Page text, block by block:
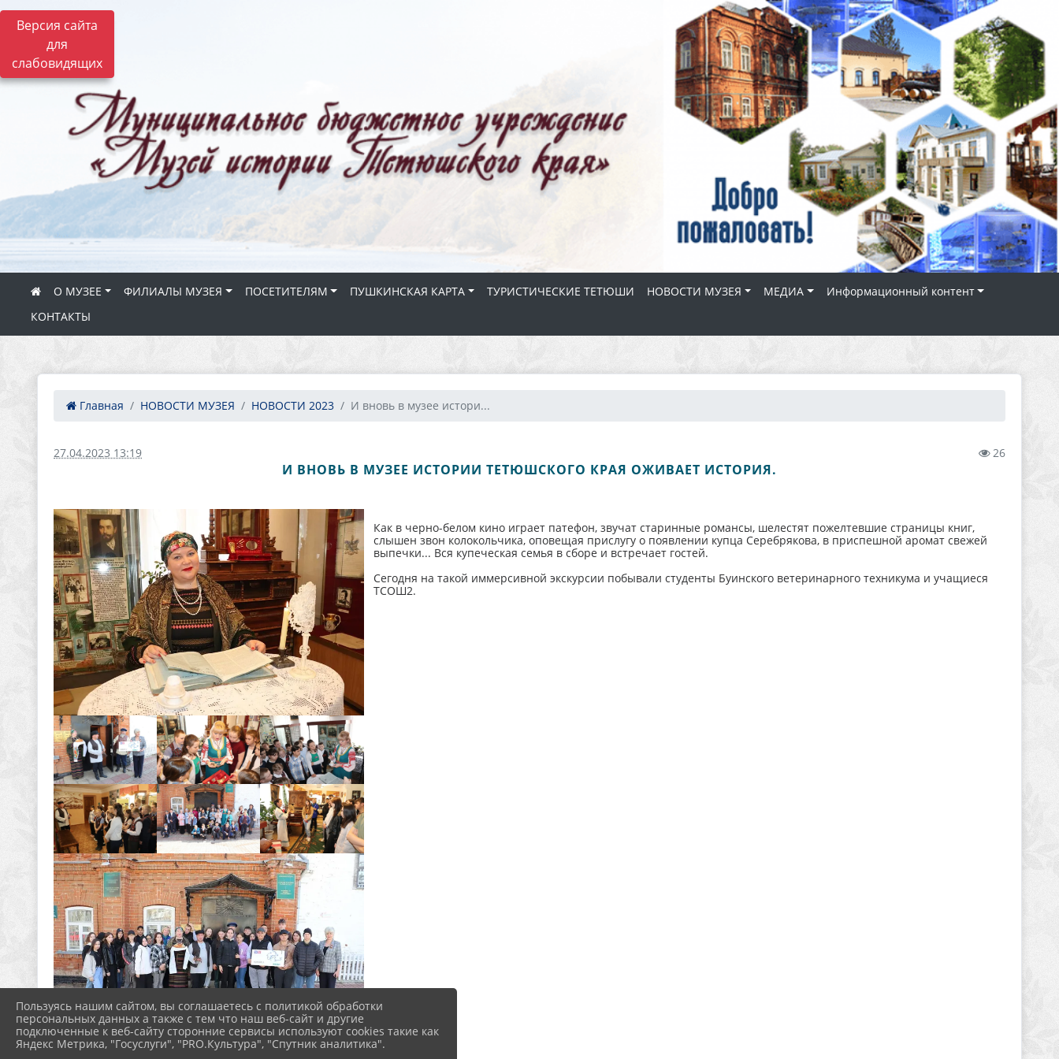
Версия сайта
для
слабовидящих
О МУЗЕЕ ФИЛИАЛЫ МУЗЕЯ ПОСЕТИТЕЛЯМ ПУШКИНСКАЯ КАРТА ТУРИСТИЧЕСКИЕ ТЕТЮШИ НОВОСТИ МУЗЕЯ МЕДИА
Информационный контент
КОНТАКТЫ
Главная НОВОСТИ МУЗЕЯ НОВОСТИ 2023 И вновь в музее истори...
27.04.2023 13:19 26
И ВНОВЬ В МУЗЕЕ ИСТОРИИ ТЕТЮШСКОГО КРАЯ ОЖИВАЕТ ИСТОРИЯ.
Как в черно-белом кино играет патефон, звучат старинные романсы, шелестят пожелтевшие страницы книг,
слышен звон колокольчика, оповещая прислугу о появлении купца Серебрякова, в приспешной аромат свежей
выпечки... Вся купеческая семья в сборе и встречает гостей.
Сегодня на такой иммерсивной экскурсии побывали студенты Буинского ветеринарного техникума и учащиеся
ТСОШ2.
Пользуясь нашим сайтом, вы соглашаетесь с политикой обработки
персональных данных а также с тем что наш веб-сайт и другие
подключенные к веб-сайту сторонние сервисы используют cookies такие как
Яндекс Метрика, "Госуслуги", "PRO.Культура", "Спутник аналитика".